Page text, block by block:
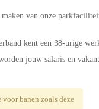
van onze
kent een 38-urige
jouw salaris en
voor banen zoals deze